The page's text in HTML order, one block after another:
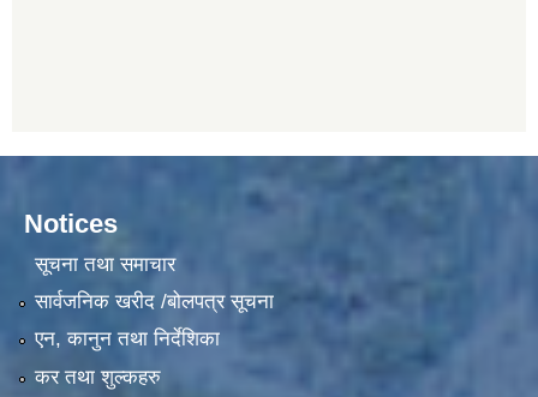
Notices
सूचना तथा समाचार
सार्वजनिक खरीद /बोलपत्र सूचना
एन, कानुन तथा निर्देशिका
कर तथा शुल्कहरु